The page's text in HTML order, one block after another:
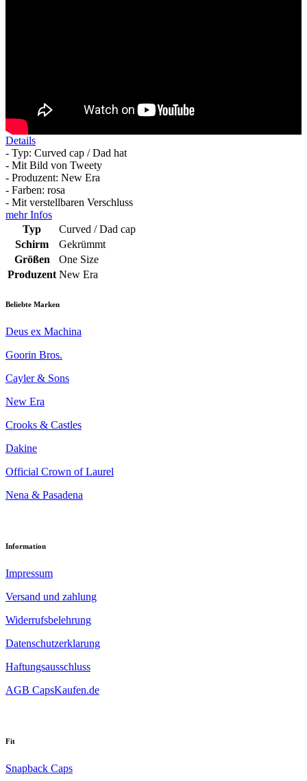
Details
- Typ: Curved cap / Dad hat
- Mit Bild von Tweety
- Produzent: New Era
- Farben: rosa
- Mit verstellbaren Verschluss
mehr Infos
Typ
Curved / Dad cap
Schirm
Gekrümmt
Größen
One Size
Produzent New Era
Beliebte Marken
Deus ex Machina
Goorin Bros.
Cayler & Sons
New Era
Crooks & Castles
Dakine
Official Crown of Laurel
Nena & Pasadena
Information
Impressum
Versand und zahlung
Widerrufsbelehrung
Datenschutzerklarung
Haftungsausschluss
AGB CapsKaufen.de
Fit
Snapback Caps